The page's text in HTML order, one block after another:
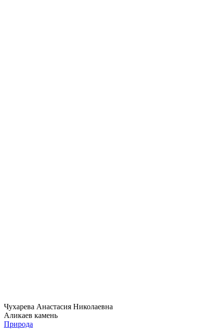
Чухарева Анастасия Николаевна
Аликаев камень
Природа